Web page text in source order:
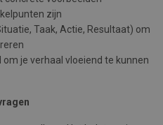
zijn
Taak, Actie, Resultaat) om
je verhaal vloeiend te kunnen